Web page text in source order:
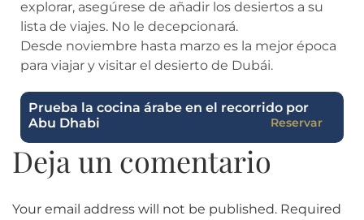
explorar, asegúrese de añadir los desiertos a su
lista de viajes. No le decepcionará.
Desde noviembre hasta marzo es la mejor época
para viajar y visitar el desierto de Dubái.
Prueba la cocina árabe en el recorrido por
Abu Dhabi
Reservar
Your email address will not be published. Required